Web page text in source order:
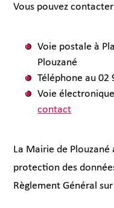
Vous pouvez
Voie postale à
Plouzané
Téléphone au 02
Voie
contact
La Mairie de Plouzané
protection des
Règlement Général